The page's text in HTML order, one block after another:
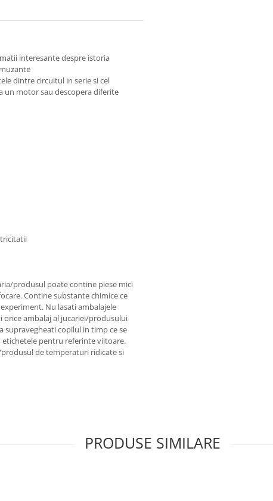
interesante despre istoria
dintre circuitul in serie si cel
un motor sau descopera diferite
produsul poate contine piese mici
Contine substante chimice ce
Nu lasati ambalajele
ambalaj al jucariei/produsului
supravegheati copilul in timp ce se
pentru referinte viitoare.
de temperaturi ridicate si
PRODUSE SIMILARE